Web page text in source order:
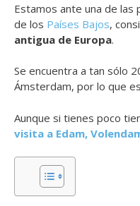
Estamos ante una de las
de los Países Bajos,
antigua de Europa.
Se encuentra a tan sólo
Ámsterdam, por lo que
Aunque si tienes poco
visita a Edam,